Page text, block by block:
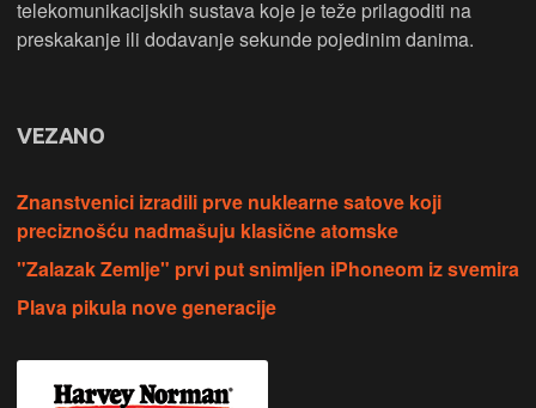
telekomunikacijskih sustava koje je teže prilagoditi na
preskakanje ili dodavanje sekunde pojedinim danima.
VEZANO
Znanstvenici izradili prve nuklearne satove koji
preciznošću nadmašuju klasične atomske
"Zalazak Zemlje" prvi put snimljen iPhoneom iz svemira
Plava pikula nove generacije